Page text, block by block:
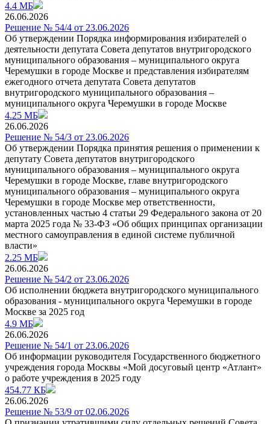
4.4 МБ
26.06.2026
Решение № 54/4 от 23.06.2026
Об утверждении Порядка информирования избирателей о
деятельности депутата Совета депутатов внутригородского
муниципального образования – муниципального округа
Черемушки в городе Москве и представления избирателям
ежегодного отчета депутата Совета депутатов
внутригородского муниципального образования –
муниципального округа Черемушки в городе Москве
4.25 МБ
26.06.2026
Решение № 54/3 от 23.06.2026
Об утверждении Порядка принятия решения о применении к
депутату Совета депутатов внутригородского
муниципального образования – муниципального округа
Черемушки в городе Москве, главе внутригородского
муниципального образования – муниципального округа
Черемушки в городе Москве мер ответственности,
установленных частью 4 статьи 29 Федерального закона от 20
марта 2025 года № 33-ФЗ «Об общих принципах организации
местного самоуправления в единой системе публичной
власти»
2.25 МБ
26.06.2026
Решение № 54/2 от 23.06.2026
Об исполнении бюджета внутригородского муниципального
образования - муниципального округа Черемушки в городе
Москве за 2025 год
4.9 МБ
26.06.2026
Решение № 54/1 от 23.06.2026
Об информации руководителя Государственного бюджетного
учреждения города Москвы «Мой досуговый центр «Атлант»
о работе учреждения в 2025 году
454.77 КБ
26.06.2026
Решение № 53/9 от 02.06.2026